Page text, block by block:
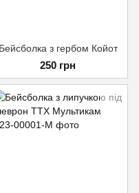
Бейсболка з гербом Койот
250 грн